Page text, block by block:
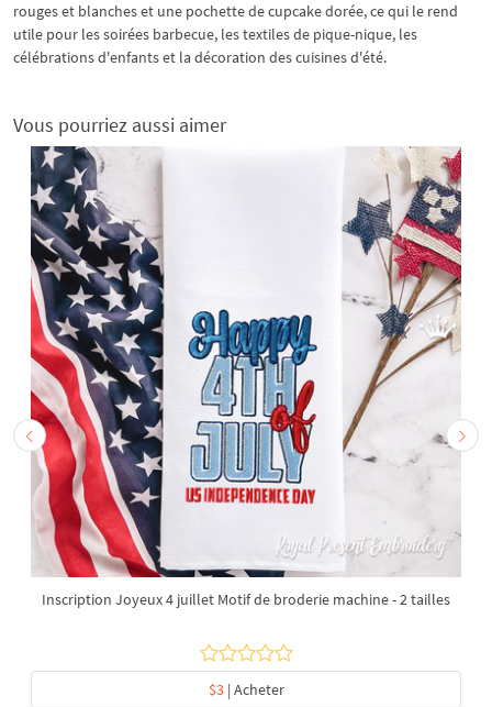
rouges et blanches et une pochette de cupcake dorée, ce qui le rend
utile pour les soirées barbecue, les textiles de pique-nique, les
célébrations d'enfants et la décoration des cuisines d'été.
Vous pourriez aussi aimer
Inscription Joyeux 4 juillet Motif de broderie machine - 2 tailles
$3| Acheter